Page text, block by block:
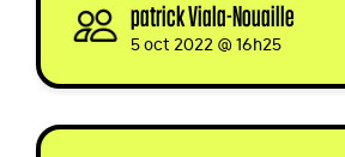
patrick Viala-Nouaille
5 oct 2022 @ 16h25